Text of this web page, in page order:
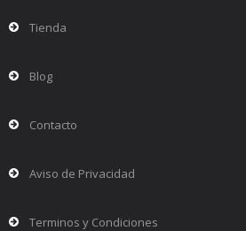
Tienda
Blog
Contacto
Aviso de Privacidad
Terminos y Condiciones